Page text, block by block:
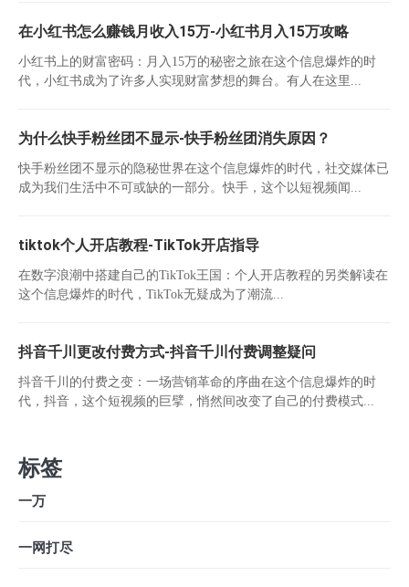
在小红书怎么赚钱月收入15万-小红书月入15万攻略
小红书上的财富密码：月入15万的秘密之旅在这个信息爆炸的时
代，小红书成为了许多人实现财富梦想的舞台。有人在这里...
为什么快手粉丝团不显示-快手粉丝团消失原因？
快手粉丝团不显示的隐秘世界在这个信息爆炸的时代，社交媒体已
成为我们生活中不可或缺的一部分。快手，这个以短视频闻...
tiktok个人开店教程-TikTok开店指导
在数字浪潮中搭建自己的TikTok王国：个人开店教程的另类解读在
这个信息爆炸的时代，TikTok无疑成为了潮流...
抖音千川更改付费方式-抖音千川付费调整疑问
抖音千川的付费之变：一场营销革命的序曲在这个信息爆炸的时
代，抖音，这个短视频的巨擘，悄然间改变了自己的付费模式...
标签
一万
一网打尽